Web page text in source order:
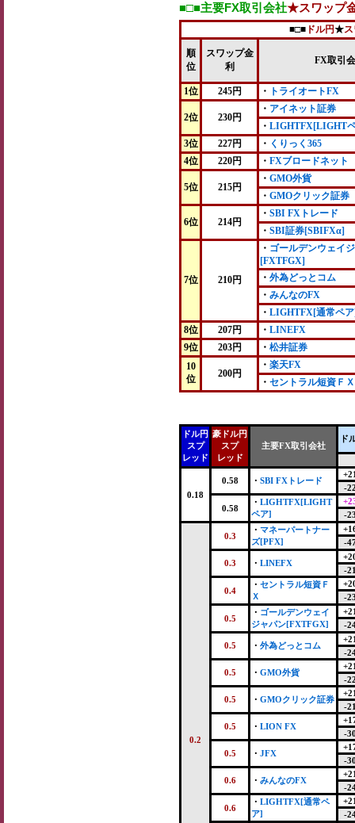
■□■主要FX取引会社★スワップ
■□■ ドル円★
順
位
スワップ金
利
FX取引
1位 245円 ・ トライオートFX
2位 230円
・ アイネット証券
・ LIGHTFX[LIGHT
3位
227円 ・ くりっく365
4位
220円 ・ FXブロードネット
5位 215円
・ GMO外貨
・ GMOクリック証券
6位 214円
・ SBI FXトレード
・ SBI証券[SBIFXα]
7位 210円
・ ゴールデンウェイ
[FXTFGX]
・ 外為どっとコム
・ みんなのFX
・ LIGHTFX[通常ペ
8位
207円 ・ LINEFX
9位
203円 ・ 松井証券
10
位
200円
・ 楽天FX
・ セントラル短資ＦＸ
ドル円
スプ
レッド
豪ドル円
スプ
レッド
主要FX取引会社
ド
0.18
0.58 ・ SBI FXトレード
-
0.58
・ LIGHTFX[LIGHT
ペア]
-
0.2
0.3
・ マネーパートナー
ズ[PFX]
-
0.3 ・ LINEFX
-
0.4
・ セントラル短資Ｆ
Ｘ
-
0.5
・ ゴールデンウェイ
ジャパン[FXTFGX]
-
0.5 ・ 外為どっとコム
-
0.5 ・ GMO外貨
-
0.5 ・ GMOクリック証券
-
0.5 ・ LION FX
-
0.5 ・ JFX
-
0.6 ・ みんなのFX
-
0.6
・ LIGHTFX[通常ペ
ア]
-